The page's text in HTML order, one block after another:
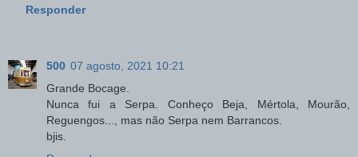
Responder
500 07 agosto, 2021 10:21
Grande Bocage.
Nunca fui a Serpa. Conheço Beja, Mértola, Mourão,
Reguengos..., mas não Serpa nem Barrancos.
bjis.